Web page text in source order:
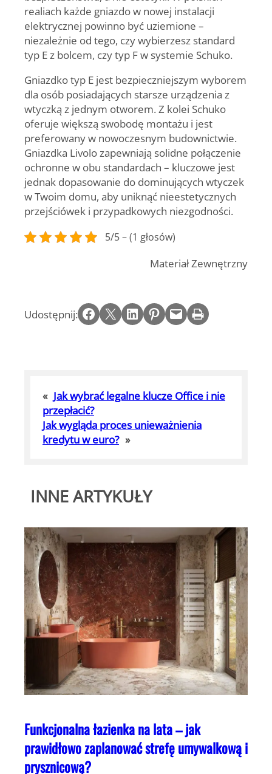
realiach każde gniazdo w nowej instalacji
elektrycznej powinno być uziemione –
niezależnie od tego, czy wybierzesz standard
typ E z bolcem, czy typ F w systemie Schuko.
Gniazdko typ E jest bezpieczniejszym wyborem
dla osób posiadających starsze urządzenia z
wtyczką z jednym otworem. Z kolei Schuko
oferuje większą swobodę montażu i jest
preferowany w nowoczesnym budownictwie.
Gniazdka Livolo zapewniają solidne połączenie
ochronne w obu standardach – kluczowe jest
jednak dopasowanie do dominujących wtyczek
w Twoim domu, aby uniknąć nieestetycznych
przejściówek i przypadkowych niezgodności.
5/5 – (1 głosów)
Materiał Zewnętrzny
Udostępnij: Share on Facebook Email this Page Share on LinkedIn Share on Pinterest Email this Page Print this Page
« Jak wybrać legalne klucze Office i nie
przepłacić?
Jak wygląda proces unieważnienia
kredytu w euro? »
INNE ARTYKUŁY
Funkcjonalna łazienka na lata – jak
prawidłowo zaplanować strefę umywalkową i
prysznicową?